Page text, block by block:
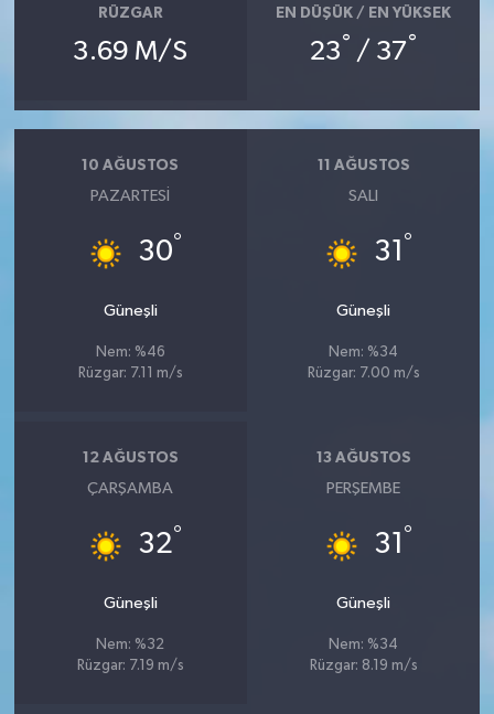
RÜZGAR
3.69 M/S
EN DÜŞÜK / EN YÜKSEK
23° / 37°
10 AĞUSTOS
PAZARTESI
30°
Güneşli
Nem: %46
Rüzgar: 7.11 m/s
11 AĞUSTOS
SALI
31 °
Güneşli
Nem: %34
Rüzgar: 7.00 m/s
12 AĞUSTOS
ÇARŞAMBA
32°
Güneşli
Nem: %32
Rüzgar: 7.19 m/s
13 AĞUSTOS
PERŞEMBE
31 °
Güneşli
Nem: %34
Rüzgar: 8.19 m/s